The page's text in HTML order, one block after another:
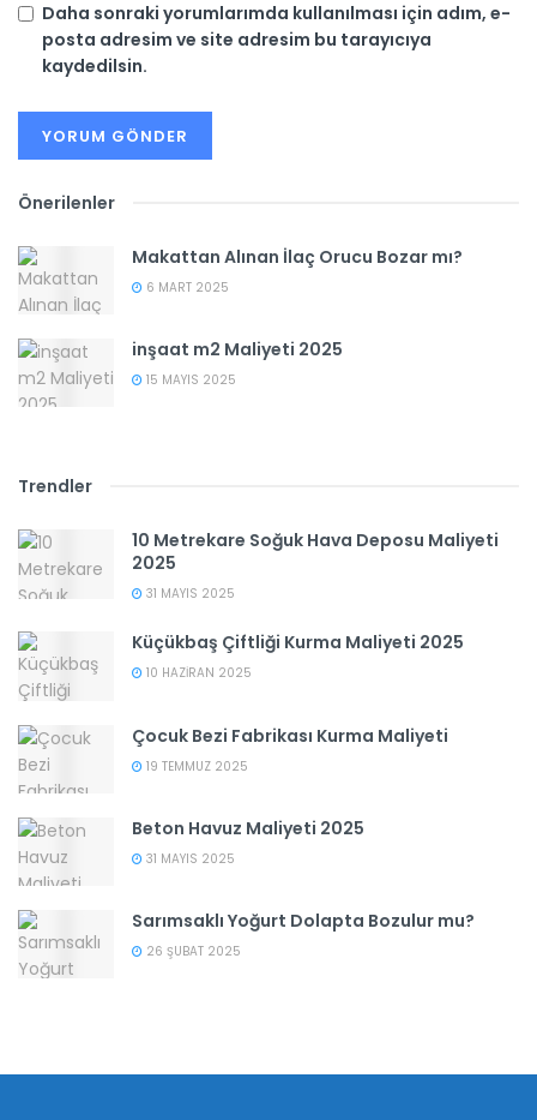
Daha sonraki yorumlarımda kullanılması için adım, e-
posta adresim ve site adresim bu tarayıcıya
kaydedilsin.
Önerilenler
Makattan Alınan İlaç Orucu Bozar mı?
6 MART 2025
inşaat m2 Maliyeti 2025
15 MAYIS 2025
Trendler
10 Metrekare Soğuk Hava Deposu Maliyeti
2025
31 MAYIS 2025
Küçükbaş Çiftliği Kurma Maliyeti 2025
10 HAZIRAN 2025
Çocuk Bezi Fabrikası Kurma Maliyeti
19 TEMMUZ 2025
Beton Havuz Maliyeti 2025
31 MAYIS 2025
Sarımsaklı Yoğurt Dolapta Bozulur mu?
26 ŞUBAT 2025